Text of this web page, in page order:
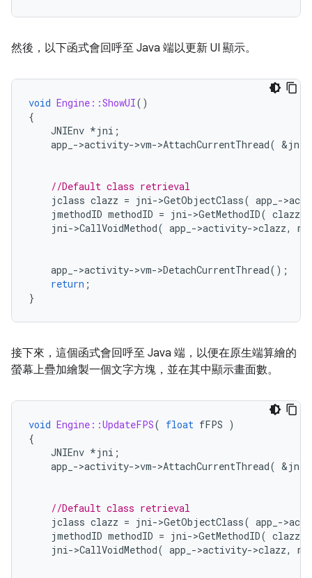
然後，以下函式會回呼至 Java 端以更新 UI 顯示。
void Engine::ShowUI()
{
JNIEnv *jni ;
app_ ->activity->vm->AttachCurrentThread( &jni
//Default class retrieval
jclass clazz = jni->GetObjectClass( app_ ->
jmethodID methodID = jni->GetMethodID( clazz
jni->CallVoidMethod( app_ ->activity->clazz,
app_ ->activity->vm->DetachCurrentThread();
return ;
}
接下來，這個函式會回呼至 Java 端，以便在原生端算繪的
螢幕上疊加繪製一個文字方塊，並在其中顯示畫面數。
void Engine::UpdateFPS( float fFPS )
{
JNIEnv *jni ;
app_ ->activity->vm->AttachCurrentThread( &jni
//Default class retrieval
jclass clazz = jni->GetObjectClass( app_ ->
jmethodID methodID = jni->GetMethodID( clazz
jni->CallVoidMethod( app_ ->activity->clazz,